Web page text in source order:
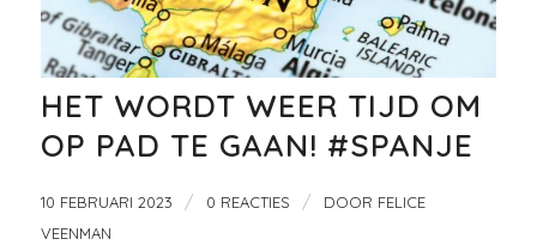
HET WORDT WEER TIJD OM
OP PAD TE GAAN! #SPANJE
10 FEBRUARI 2023 / 0 REACTIES / DOOR FELICE
VEENMAN